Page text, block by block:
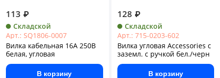
113 ₽
Складской
Арт.: SQ1806-0007
Вилка кабельная 16А 250В
белая, угловая
В корзину
128 ₽
Складской
Арт.: 715-0203-602
Вилка угловая Accessories с
заземл. с ручкой бел./черн
В корзину